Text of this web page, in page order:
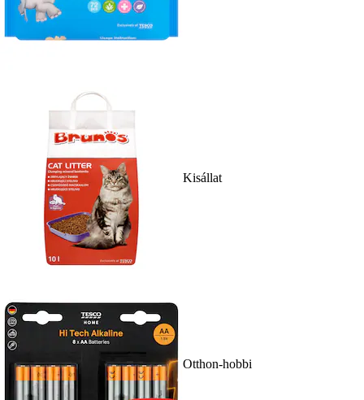
Kisállat
Otthon-hobbi